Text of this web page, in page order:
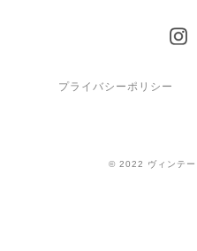
プライバシーポリシー
© 2022 ヴィンテー